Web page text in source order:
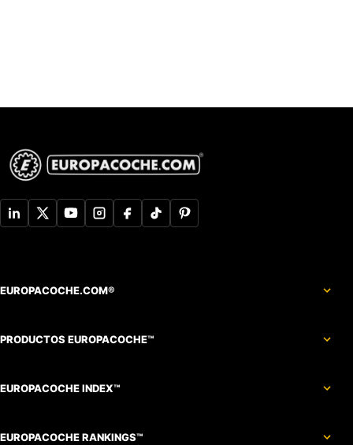
EUROPACOCHE.COM®
PRODUCTOS EUROPACOCHE™
EUROPACOCHE INDEX™
EUROPACOCHE RANKINGS™